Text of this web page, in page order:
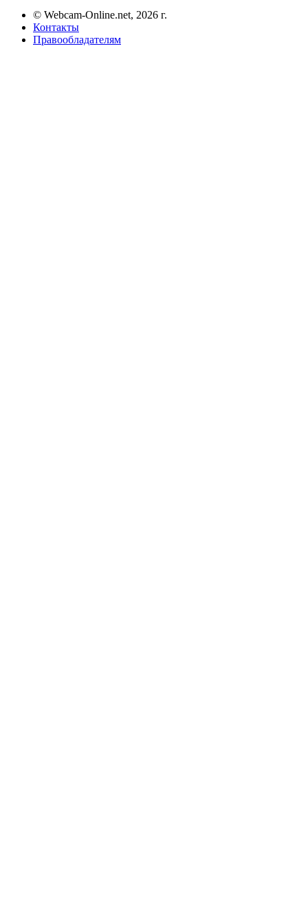
© Webcam-Online.net, 2026 г.
Контакты
Правообладателям